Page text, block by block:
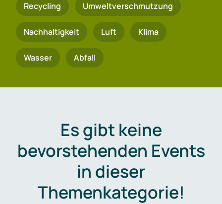
Recycling Umweltverschmutzung
Nachhaltigkeit Luft Klima
Wasser Abfall
Es gibt keine
bevorstehenden Events
in dieser
Themenkategorie!